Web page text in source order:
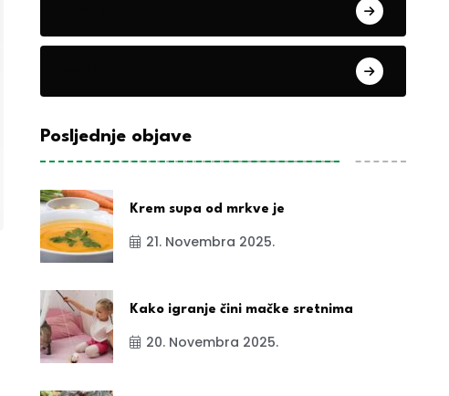
Posljednje objave
Krem supa od mrkve je
21. Novembra 2025.
Kako igranje čini mačke sretnima
20. Novembra 2025.